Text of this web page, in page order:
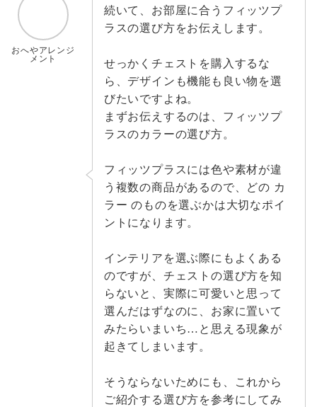
おへやアレンジ
メント
続いて、お部屋に合うフィッツプ
ラスの選び方をお伝えします。
せっかくチェストを購入するな
ら、デザインも機能も良い物を選
びたいですよね。
まずお伝えするのは、フィッツプ
ラスのカラーの選び方。
フィッツプラスには色や素材が違
う複数の商品があるので、どの カ
ラー のものを選ぶかは大切なポイ
ントになります。
インテリアを選ぶ際にもよくある
のですが、チェストの選び方を知
らないと、実際に可愛いと思って
選んだはずなのに、お家に置いて
みたらいまいち…と思える現象が
起きてしまいます。
そうならないためにも、これから
ご紹介する選び方を参考にしてみ